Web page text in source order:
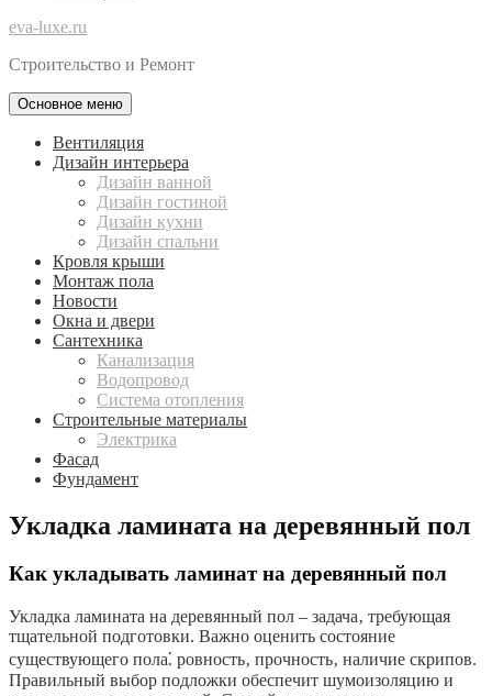
eva-luxe.ru
Строительство и Ремонт
Основное меню
Вентиляция
Дизайн интерьера
Дизайн ванной
Дизайн гостиной
Дизайн кухни
Дизайн спальни
Кровля крыши
Монтаж пола
Новости
Окна и двери
Сантехника
Канализация
Водопровод
Система отопления
Строительные материалы
Электрика
Фасад
Фундамент
Укладка ламината на деревянный пол
Как укладывать ламинат на деревянный пол
Укладка ламината на деревянный пол – задача‚ требующая
тщательной подготовки. Важно оценить состояние
существующего пола⁚ ровность‚ прочность‚ наличие скрипов.
Правильный выбор подложки обеспечит шумоизоляцию и